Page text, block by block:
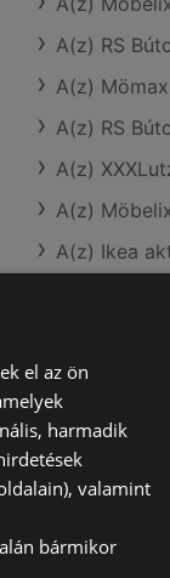
A(z) RS
A(z)
A(z) RS
A(z)
A(z)
A(z) Ikea
A(z)
Hasonló
A(z)
A(z)
A(z)
A(z) RS
el az ön
harmadik
valamint
bármikor